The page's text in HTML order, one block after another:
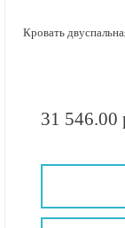
Кровать
31 546.00